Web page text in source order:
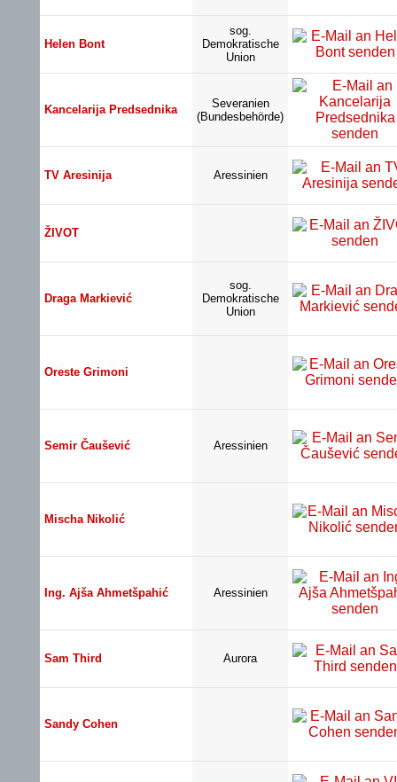
Helen Bont
sog.
Demokratische
Union
Kancelarija Predsednika
Severanien
(Bundesbehörde)
TV Aresinija Aressinien
ŽIVOT
Draga Markiević
sog.
Demokratische
Union
Oreste Grimoni
Semir Čaušević Aressinien
Mischa Nikolić
Ing. Ajša Ahmetšpahić Aressinien
Sam Third Aurora
Sandy Cohen